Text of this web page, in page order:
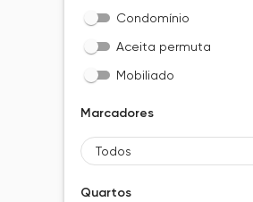
Condomínio
Aceita permuta
Mobiliado
Marcadores
Todos
Quartos